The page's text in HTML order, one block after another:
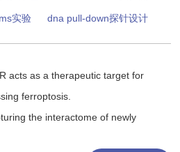
实验 dna pull-down探针设计
acts as a therapeutic target for
ferroptosis.
the interactome of newly